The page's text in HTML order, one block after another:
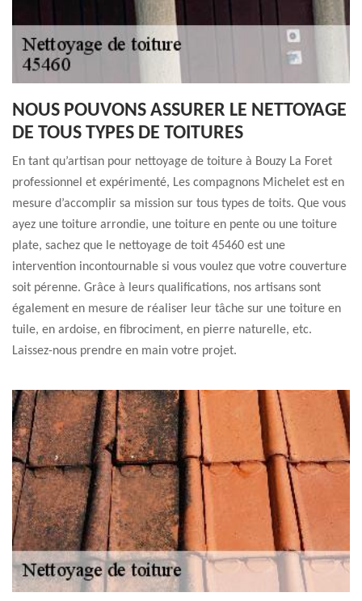
NOUS POUVONS ASSURER LE NETTOYAGE
DE TOUS TYPES DE TOITURES
En tant qu’artisan pour nettoyage de toiture à Bouzy La Foret
professionnel et expérimenté, Les compagnons Michelet est en
mesure d’accomplir sa mission sur tous types de toits. Que vous
ayez une toiture arrondie, une toiture en pente ou une toiture
plate, sachez que le nettoyage de toit 45460 est une
intervention incontournable si vous voulez que votre couverture
soit pérenne. Grâce à leurs qualifications, nos artisans sont
également en mesure de réaliser leur tâche sur une toiture en
tuile, en ardoise, en fibrociment, en pierre naturelle, etc.
Laissez-nous prendre en main votre projet.